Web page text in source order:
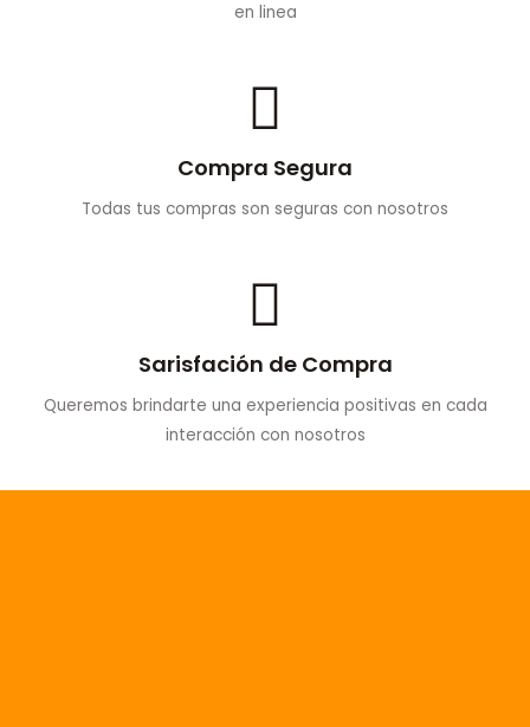
en linea
Compra Segura
Todas tus compras son seguras con nosotros
Sarisfación de Compra
Queremos brindarte una experiencia positivas en cada
interacción con nosotros